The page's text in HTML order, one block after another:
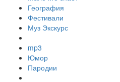
География
Фестивали
Муз Экскурс
mp3
Юмор
Пародии